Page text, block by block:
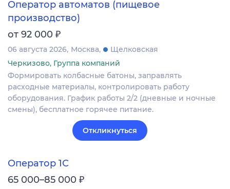
Оператор автоматов (пищевое
производство)
от 92 000 ₽
06 августа 2026 Москва
Щелковская
Черкизово, Группа компаний
Формировать колбасные батоны, заправлять
расходные материалы, контролировать работу
оборудования. График работы 2/2 (дневные и ночные
смены), бесплатное горячее питание.
Откликнуться
Оператор 1С
65 000–85 000 ₽